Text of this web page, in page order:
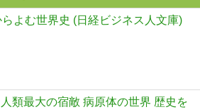
よむ世界史 (日経ビジネス人文庫)
類最大の宿敵 病原体の世界 歴史を